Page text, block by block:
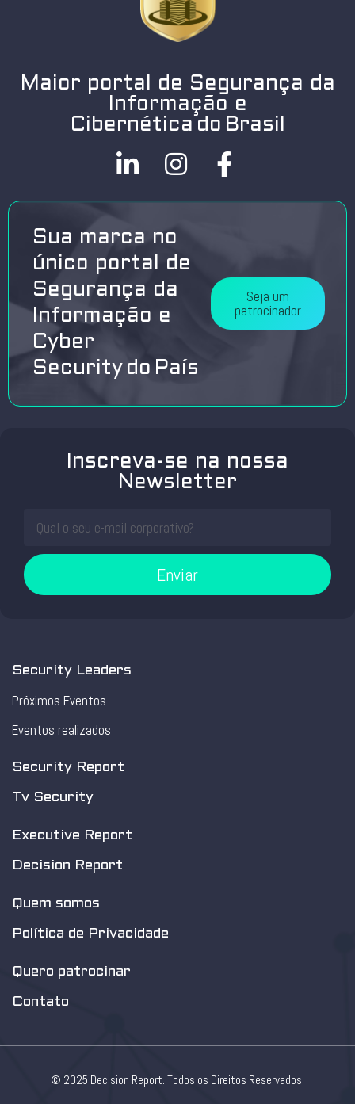
Maior portal de Segurança da
Informação e
Cibernética do Brasil
Sua marca no
único portal de
Segurança da
Informação e
Cyber
Security do País
Seja um
patrocinador
Inscreva-se na nossa
Newsletter
Enviar
Security Leaders
Próximos Eventos
Eventos realizados
Security Report
Tv Security
Executive Report
Decision Report
Quem somos
Política de Privacidade
Quero patrocinar
Contato
© 2025 Decision Report. Todos os Direitos Reservados.